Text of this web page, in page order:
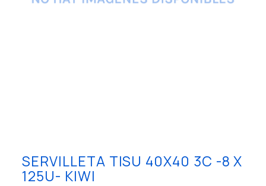
SERVILLETA TISU 40X40 3C -8 X
125U- KIWI